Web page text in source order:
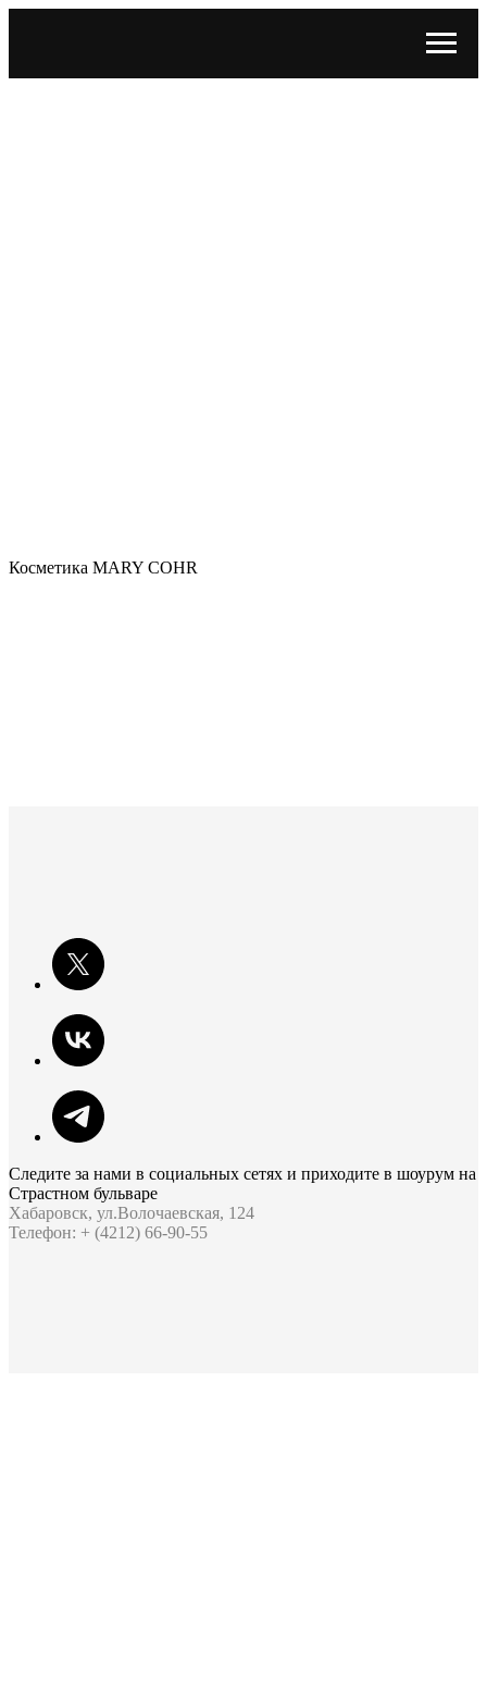
Косметика MARY COHR
Следите за нами в социальных сетях и приходите в шоурум на
Страстном бульваре
Хабаровск, ул.Волочаевская, 124
Телефон: + (4212) 66-90-55